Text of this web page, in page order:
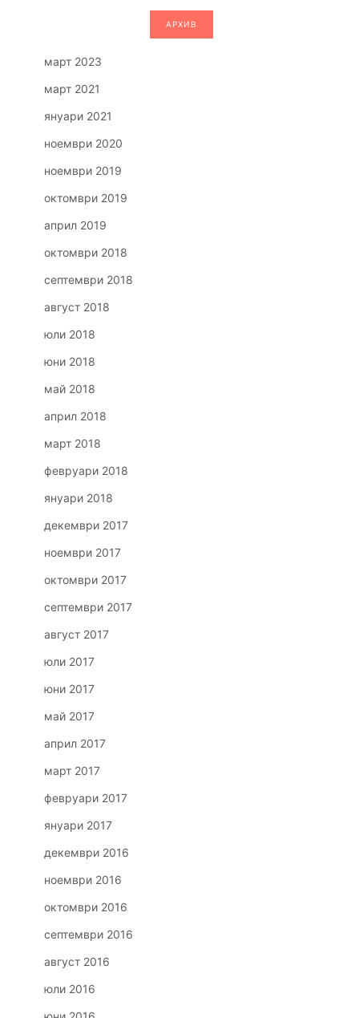
АРХИВ
март 2023
март 2021
януари 2021
ноември 2020
ноември 2019
октомври 2019
април 2019
октомври 2018
септември 2018
август 2018
юли 2018
юни 2018
май 2018
април 2018
март 2018
февруари 2018
януари 2018
декември 2017
ноември 2017
октомври 2017
септември 2017
август 2017
юли 2017
юни 2017
май 2017
април 2017
март 2017
февруари 2017
януари 2017
декември 2016
ноември 2016
октомври 2016
септември 2016
август 2016
юли 2016